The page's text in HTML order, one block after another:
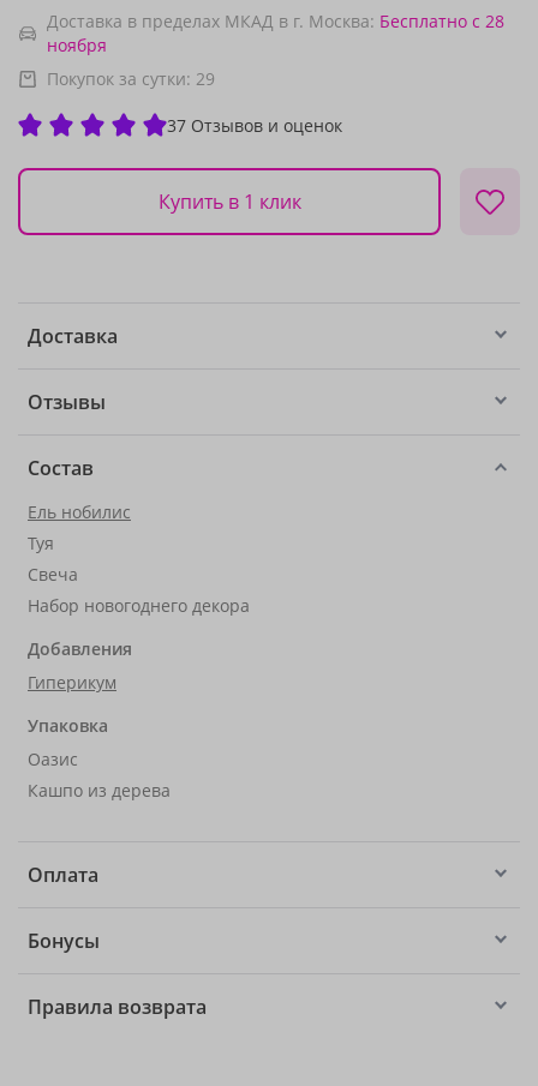
Доставка в пределах МКАД в г. Москва: Бесплатно с 28
ноября
Покупок за сутки: 29
37 Отзывов и оценок
Купить в 1 клик
Доставка
Отзывы
Состав
Ель нобилис
Туя
Свеча
Набор новогоднего декора
Добавления
Гиперикум
Упаковка
Оазис
Кашпо из дерева
Оплата
Бонусы
Правила возврата